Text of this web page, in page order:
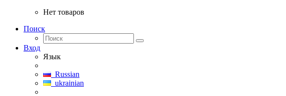
Нет товаров
Поиск
Вход
Язык
Russian
ukrainian